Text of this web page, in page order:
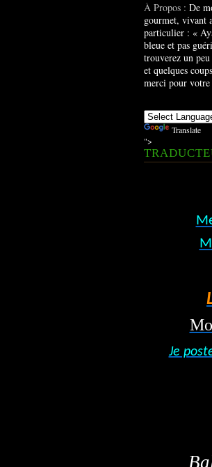
À Propos : De
gourmet, vivant
particulier : «
bleue et pas
trouverez un
et quelques
merci pour
Translate
">
Je